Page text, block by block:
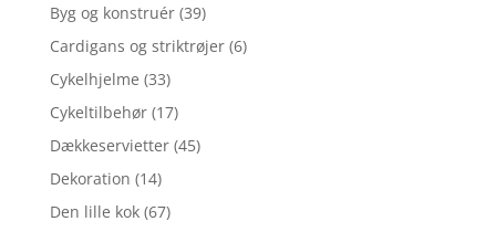
Byg og konstruér (39)
Cardigans og striktrøjer (6)
Cykelhjelme (33)
Cykeltilbehør (17)
Dækkeservietter (45)
Dekoration (14)
Den lille kok (67)